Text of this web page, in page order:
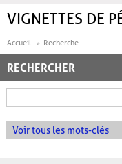
VIGNETTES DE
Accueil Recherche
RECHERCHER
Voir tous les mots-clés